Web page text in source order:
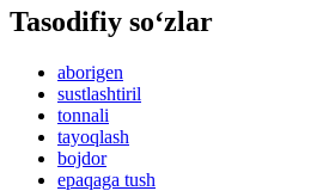
Tasodifiy so‘zlar
aborigen
sustlashtiril
tonnali
tayoqlash
bojdor
epaqaga tush